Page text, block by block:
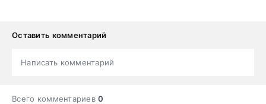
Оставить комментарий
Написать комментарий
Всего комментариев0